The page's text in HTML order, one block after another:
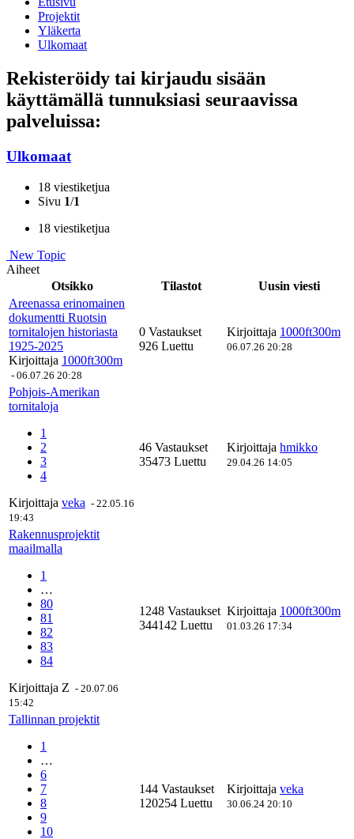
Projektit
Yläkerta
Ulkomaat
Rekisteröidy tai kirjaudu sisään
käyttämällä tunnuksiasi seuraavissa
palveluissa:
Ulkomaat
18 viestiketjua
Sivu 1/1
18 viestiketjua
New Topic
Aiheet
Otsikko
Tilastot
Uusin viesti
Areenassa erinomainen
dokumentti Ruotsin
tornitalojen historiasta
1925-2025
Kirjoittaja 1000ft300m
- 06.07.26 20:28
0 Vastaukset
926 Luettu
Kirjoittaja 1000ft300m
06.07.26 20:28
Pohjois-Amerikan
tornitaloja
1
2
3
4
Kirjoittaja veka - 22.05.16
19:43
46 Vastaukset
35473 Luettu
Kirjoittaja hmikko
29.04.26 14:05
Rakennusprojektit
maailmalla
1
…
80
81
82
83
84
Kirjoittaja Z - 20.07.06
15:42
1248 Vastaukset
344142 Luettu
Kirjoittaja 1000ft300m
01.03.26 17:34
Tallinnan projektit
1
…
6
7
8
9
10
144 Vastaukset
120254 Luettu
Kirjoittaja veka
30.06.24 20:10